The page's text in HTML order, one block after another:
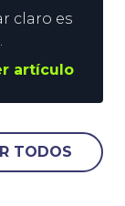
claro es
verano
post
artículo
TODOS